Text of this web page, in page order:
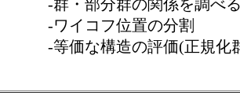
-群・部分群の関係を
-ワイコフ位置の分
-等価な構造の評価(正規